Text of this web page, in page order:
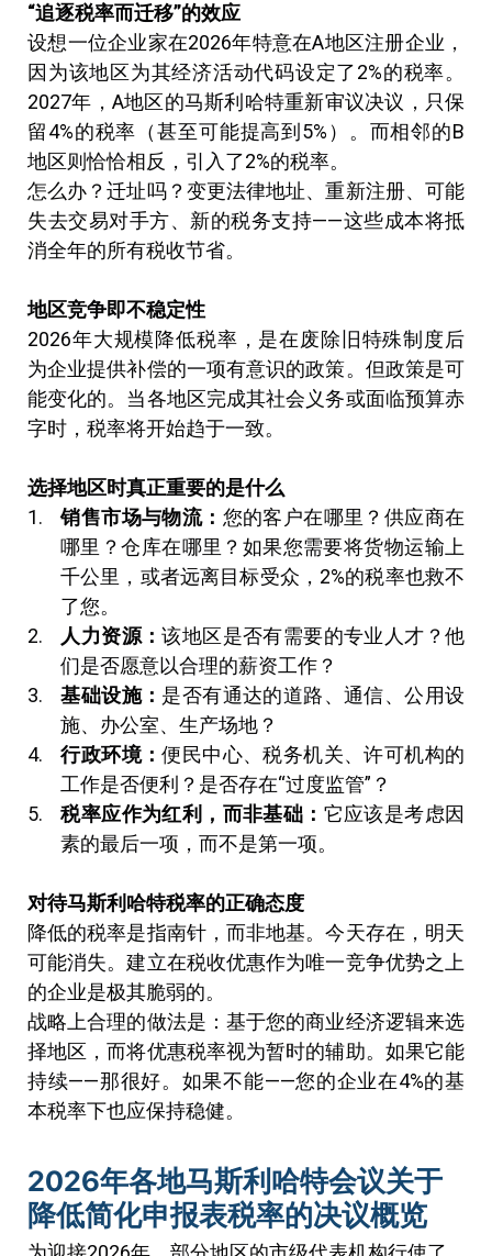
“追逐税率而迁移”的效应
设想一位企业家在2026年特意在A地区注册企业，
因为该地区为其经济活动代码设定了2%的税率。
2027年，A地区的马斯利哈特重新审议决议，只保
留4%的税率（甚至可能提高到5%）。而相邻的B
地区则恰恰相反，引入了2%的税率。
怎么办？迁址吗？变更法律地址、重新注册、可能
失去交易对手方、新的税务支持——这些成本将抵
消全年的所有税收节省。
地区竞争即不稳定性
2026年大规模降低税率，是在废除旧特殊制度后
为企业提供补偿的一项有意识的政策。但政策是可
能变化的。当各地区完成其社会义务或面临预算赤
字时，税率将开始趋于一致。
选择地区时真正重要的是什么
销售市场与物流： 您的客户在哪里？供应商在
哪里？仓库在哪里？如果您需要将货物运输上
千公里，或者远离目标受众，2%的税率也救不
了您。
人力资源：该地区是否有需要的专业人才？他
们是否愿意以合理的薪资工作？
基础设施： 是否有通达的道路、通信、公用设
施、办公室、生产场地？
行政环境：便民中心、税务机关、许可机构的
工作是否便利？是否存在“过度监管”？
税率应作为红利，而非基础： 它应该是考虑因
素的最后一项，而不是第一项。
对待马斯利哈特税率的正确态度
降低的税率是指南针，而非地基。今天存在，明天
可能消失。建立在税收优惠作为唯一竞争优势之上
的企业是极其脆弱的。
战略上合理的做法是：基于您的商业经济逻辑来选
择地区，而将优惠税率视为暂时的辅助。如果它能
持续——那很好。如果不能——您的企业在4%的基
本税率下也应保持稳健。
2026年各地马斯利哈特会议关于
降低简化申报表税率的决议概览